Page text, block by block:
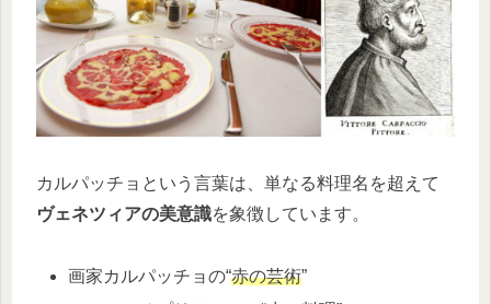
カルパッチョという言葉は、単なる料理名を超えて
ヴェネツィアの美意識を象徴しています。
画家カルパッチョの“赤の芸術”